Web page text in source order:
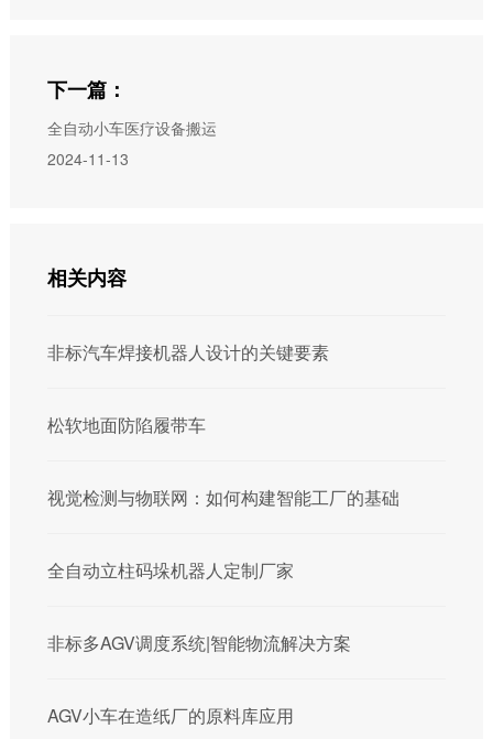
下一篇：
全自动小车医疗设备搬运
2024-11-13
相关内容
非标汽车焊接机器人设计的关键要素
松软地面防陷履带车
视觉检测与物联网：如何构建智能工厂的基础
全自动立柱码垛机器人定制厂家
非标多AGV调度系统|智能物流解决方案
AGV小车在造纸厂的原料库应用